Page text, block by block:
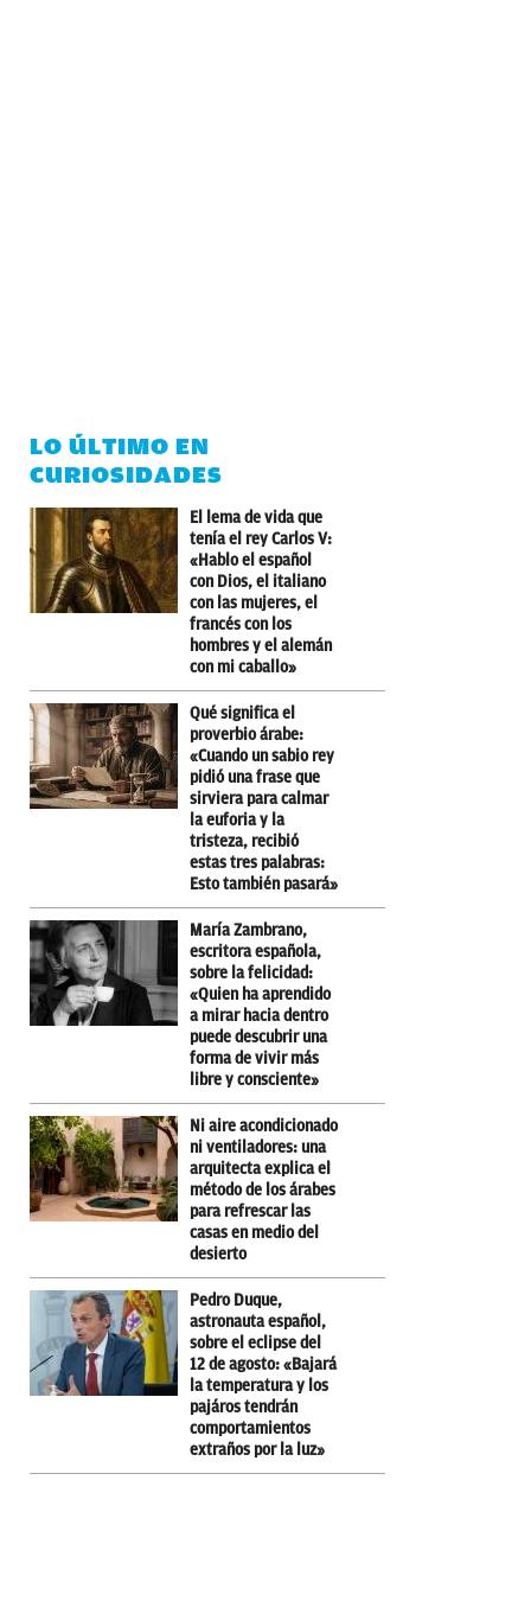
LO ÚLTIMO EN
CURIOSIDADES
El lema de vida que
tenía el rey Carlos V:
«Hablo el español
con Dios, el italiano
con las mujeres, el
francés con los
hombres y el alemán
con mi caballo»
Qué significa el
proverbio árabe:
«Cuando un sabio rey
pidió una frase que
sirviera para calmar
la euforia y la
tristeza, recibió
estas tres palabras:
Esto también pasará»
María Zambrano,
escritora española,
sobre la felicidad:
«Quien ha aprendido
a mirar hacia dentro
puede descubrir una
forma de vivir más
libre y consciente»
Ni aire acondicionado
ni ventiladores: una
arquitecta explica el
método de los árabes
para refrescar las
casas en medio del
desierto
Pedro Duque,
astronauta español,
sobre el eclipse del
12 de agosto: «Bajará
la temperatura y los
pajáros tendrán
comportamientos
extraños por la luz»